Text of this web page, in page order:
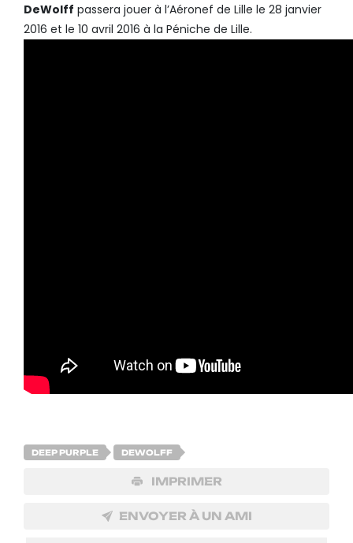
DeWolff passera jouer à l’Aéronef de Lille le 28 janvier
2016 et le 10 avril 2016 à la Péniche de Lille.
DEEP PURPLE DEWOLFF
IMPRIMER
ENVOYER À UN AMI